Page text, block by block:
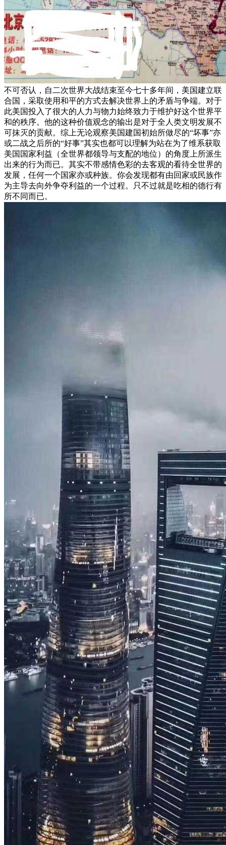
不可否认，自二次世界大战结束至今七十多年间，美国建立联
合国，采取使用和平的方式去解决世界上的矛盾与争端。对于
此美国投入了很大的人力与物力始终致力于维护好这个世界平
和的秩序。他的这种价值观念的输出是对于全人类文明发展不
可抹灭的贡献。综上无论观察美国建国初始所做尽的“坏事”亦
或二战之后所的“好事”其实也都可以理解为站在为了维系获取
美国国家利益（全世界都领导与支配的地位）的角度上所派生
出来的行为而已。其实不带感情色彩的去客观的看待全世界的
发展，任何一个国家亦或种族。你会发现都有由回家或民族作
为主导去向外争夺利益的一个过程。只不过就是吃相的德行有
所不同而已。